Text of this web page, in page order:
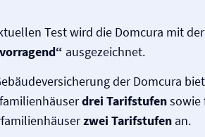
Test wird die Domcura mit
ausgezeichnet.
der Domcura
drei Tarifstufensowie
zwei Tarifstufen an.